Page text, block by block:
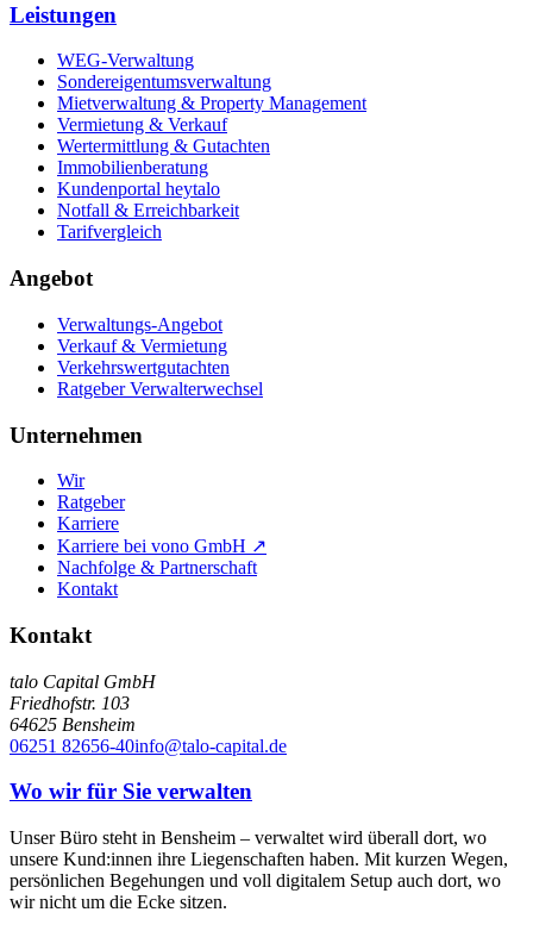
Leistungen
WEG-Verwaltung
Sondereigentumsverwaltung
Mietverwaltung & Property Management
Vermietung & Verkauf
Wertermittlung & Gutachten
Immobilienberatung
Kundenportal heytalo
Notfall & Erreichbarkeit
Tarifvergleich
Angebot
Verwaltungs-Angebot
Verkauf & Vermietung
Verkehrswertgutachten
Ratgeber Verwalterwechsel
Unternehmen
Wir
Ratgeber
Karriere
Karriere bei vono GmbH ↗
Nachfolge & Partnerschaft
Kontakt
Kontakt
talo Capital GmbH
Friedhofstr. 103
64625 Bensheim
06251 82656-40info@talo-capital.de
Wo wir für Sie verwalten
Unser Büro steht in Bensheim – verwaltet wird überall dort, wo
unsere Kund:innen ihre Liegenschaften haben. Mit kurzen Wegen,
persönlichen Begehungen und voll digitalem Setup auch dort, wo
wir nicht um die Ecke sitzen.